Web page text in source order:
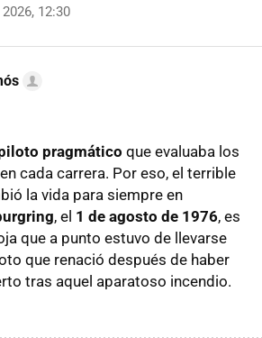
12:30
pragmático que evaluaba los
cada carrera. Por eso, el terrible
la vida para siempre en
, el 1 de agosto de 1976, es
que a punto estuvo de llevarse
que renació después de haber
tras aquel aparatoso incendio.